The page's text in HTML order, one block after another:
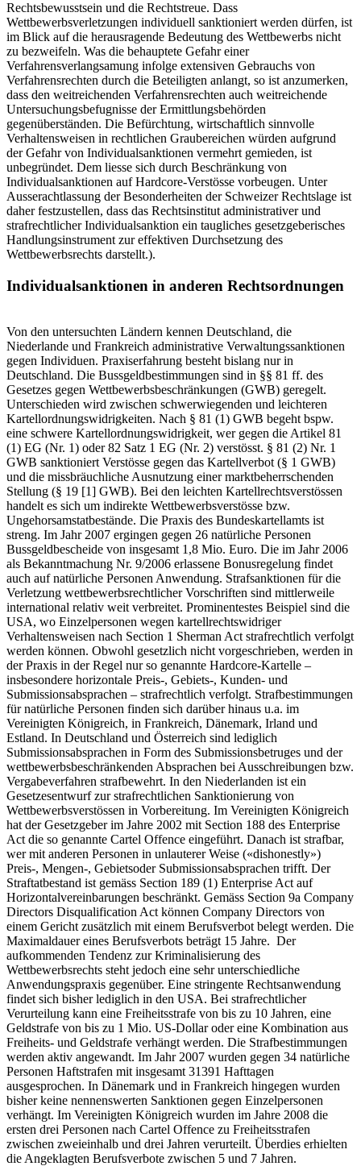
Rechtsbewusstsein und die Rechtstreue. Dass
Wettbewerbsverletzungen individuell sanktioniert werden dürfen, ist
im Blick auf die herausragende Bedeutung des Wettbewerbs nicht
zu bezweifeln. Was die behauptete Gefahr einer
Verfahrensverlangsamung infolge extensiven Gebrauchs von
Verfahrensrechten durch die Beteiligten anlangt, so ist anzumerken,
dass den weitreichenden Verfahrensrechten auch weitreichende
Untersuchungsbefugnisse der Ermittlungsbehörden
gegenüberständen. Die Befürchtung, wirtschaftlich sinnvolle
Verhaltensweisen in rechtlichen Graubereichen würden aufgrund
der Gefahr von Individualsanktionen vermehrt gemieden, ist
unbegründet. Dem liesse sich durch Beschränkung von
Individualsanktionen auf Hardcore-Verstösse vorbeugen. Unter
Ausserachtlassung der Besonderheiten der Schweizer Rechtslage ist
daher festzustellen, dass das Rechtsinstitut administrativer und
strafrechtlicher Individualsanktion ein taugliches gesetzgeberisches
Handlungsinstrument zur effektiven Durchsetzung des
Wettbewerbsrechts darstellt.).
Individualsanktionen in anderen Rechtsordnungen
Von den untersuchten Ländern kennen Deutschland, die
Niederlande und Frankreich administrative Verwaltungssanktionen
gegen Individuen. Praxiserfahrung besteht bislang nur in
Deutschland. Die Bussgeldbestimmungen sind in §§ 81 ff. des
Gesetzes gegen Wettbewerbsbeschränkungen (GWB) geregelt.
Unterschieden wird zwischen schwerwiegenden und leichteren
Kartellordnungswidrigkeiten. Nach § 81 (1) GWB begeht bspw.
eine schwere Kartellordnungswidrigkeit, wer gegen die Artikel 81
(1) EG (Nr. 1) oder 82 Satz 1 EG (Nr. 2) verstösst. § 81 (2) Nr. 1
GWB sanktioniert Verstösse gegen das Kartellverbot (§ 1 GWB)
und die missbräuchliche Ausnutzung einer marktbeherrschenden
Stellung (§ 19 [1] GWB). Bei den leichten Kartellrechtsverstössen
handelt es sich um indirekte Wettbewerbsverstösse bzw.
Ungehorsamstatbestände. Die Praxis des Bundeskartellamts ist
streng. Im Jahr 2007 ergingen gegen 26 natürliche Personen
Bussgeldbescheide von insgesamt 1,8 Mio. Euro. Die im Jahr 2006
als Bekanntmachung Nr. 9/2006 erlassene Bonusregelung findet
auch auf natürliche Personen Anwendung. Strafsanktionen für die
Verletzung wettbewerbsrechtlicher Vorschriften sind mittlerweile
international relativ weit verbreitet. Prominentestes Beispiel sind die
USA, wo Einzelpersonen wegen kartellrechtswidriger
Verhaltensweisen nach Section 1 Sherman Act strafrechtlich verfolgt
werden können. Obwohl gesetzlich nicht vorgeschrieben, werden in
der Praxis in der Regel nur so genannte Hardcore-Kartelle –
insbesondere horizontale Preis-, Gebiets-, Kunden- und
Submissionsabsprachen – strafrechtlich verfolgt. Strafbestimmungen
für natürliche Personen finden sich darüber hinaus u.a. im
Vereinigten Königreich, in Frankreich, Dänemark, Irland und
Estland. In Deutschland und Österreich sind lediglich
Submissionsabsprachen in Form des Submissionsbetruges und der
wettbewerbsbeschränkenden Absprachen bei Ausschreibungen bzw.
Vergabeverfahren strafbewehrt. In den Niederlanden ist ein
Gesetzesentwurf zur strafrechtlichen Sanktionierung von
Wettbewerbsverstössen in Vorbereitung. Im Vereinigten Königreich
hat der Gesetzgeber im Jahre 2002 mit Section 188 des Enterprise
Act die so genannte Cartel Offence eingeführt. Danach ist strafbar,
wer mit anderen Personen in unlauterer Weise («dishonestly»)
Preis-, Mengen-, Gebietsoder Submissionsabsprachen trifft. Der
Straftatbestand ist gemäss Section 189 (1) Enterprise Act auf
Horizontalvereinbarungen beschränkt. Gemäss Section 9a Company
Directors Disqualification Act können Company Directors von
einem Gericht zusätzlich mit einem Berufsverbot belegt werden. Die
Maximaldauer eines Berufsverbots beträgt 15 Jahre. Der
aufkommenden Tendenz zur Kriminalisierung des
Wettbewerbsrechts steht jedoch eine sehr unterschiedliche
Anwendungspraxis gegenüber. Eine stringente Rechtsanwendung
findet sich bisher lediglich in den USA. Bei strafrechtlicher
Verurteilung kann eine Freiheitsstrafe von bis zu 10 Jahren, eine
Geldstrafe von bis zu 1 Mio. US-Dollar oder eine Kombination aus
Freiheits- und Geldstrafe verhängt werden. Die Strafbestimmungen
werden aktiv angewandt. Im Jahr 2007 wurden gegen 34 natürliche
Personen Haftstrafen mit insgesamt 31391 Hafttagen
ausgesprochen. In Dänemark und in Frankreich hingegen wurden
bisher keine nennenswerten Sanktionen gegen Einzelpersonen
verhängt. Im Vereinigten Königreich wurden im Jahre 2008 die
ersten drei Personen nach Cartel Offence zu Freiheitsstrafen
zwischen zweieinhalb und drei Jahren verurteilt. Überdies erhielten
die Angeklagten Berufsverbote zwischen 5 und 7 Jahren.